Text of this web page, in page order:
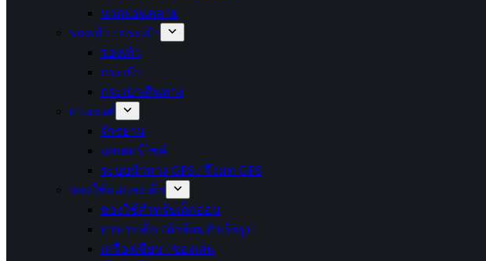
นวดผ่อนคลาย
รองเท้า / กระเป๋า
รองเท้า
กระเป๋า
กระเป๋าเดินทาง
ยานยนต์
จักรยาน
มอเตอร์ไซค์
ระบบนำทาง GPS / รีโมท GPS
ของใช้แม่และเด็ก
ของใช้สำหรับเด็กอ่อน
อาหารเด็ก / ผ้าอ้อมสำเร็จรูป
เครื่องเขียน / ของเล่น